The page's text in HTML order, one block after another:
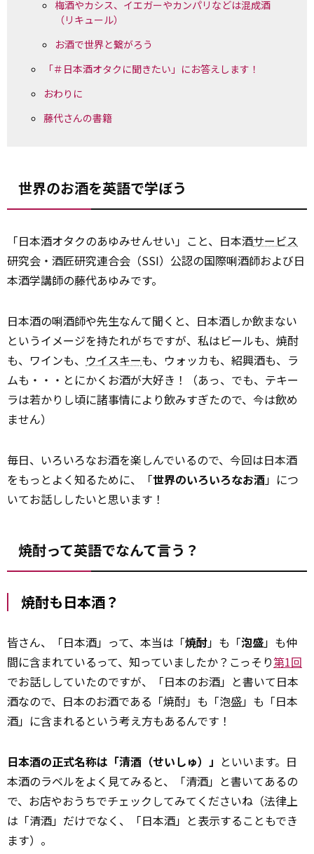
梅酒やカシス、イエガーやカンパリなどは混成酒
（リキュール）
お酒で世界と繋がろう
「＃日本酒オタクに聞きたい」にお答えします！
おわりに
藤代さんの書籍
世界のお酒を英語で学ぼう
「日本酒オタクのあゆみせんせい」こと、日本酒サービス
研究会・酒匠研究連合会（SSI）公認の国際唎酒師および日
本酒学講師の藤代あゆみです。
日本酒の唎酒師や先生なんて聞くと、日本酒しか飲まない
というイメージを持たれがちですが、私はビールも、焼酎
も、ワインも、 ウイスキーも、ウォッカも、紹興酒も、ラ
ムも・・・とにかくお酒が大好き！（あっ、でも、テキー
ラは若かりし頃に諸事情により飲みすぎたので、今は飲め
ません）
毎日、いろいろなお酒を楽しんでいるので、今回は日本酒
をもっとよく知るために、「世界のいろいろなお酒」につ
いてお話ししたいと思います！
焼酎って英語でなんて言う？
焼酎も日本酒？
皆さん、「日本酒」って、本当は「焼酎」も「泡盛」も仲
間に含まれているって、知っていましたか？こっそり第1回
でお話ししていたのですが、「日本のお酒」と書いて日本
酒なので、日本のお酒である「焼酎」も「泡盛」も「日本
酒」に含まれるという考え方もあるんです！
日本酒の正式名称は「清酒（せいしゅ）」 といいます。日
本酒のラベルをよく見てみると、「清酒」と書いてあるの
で、お店やおうちでチェックしてみてくださいね（法律上
は「清酒」だけでなく、「日本酒」と表示することもでき
ます）。